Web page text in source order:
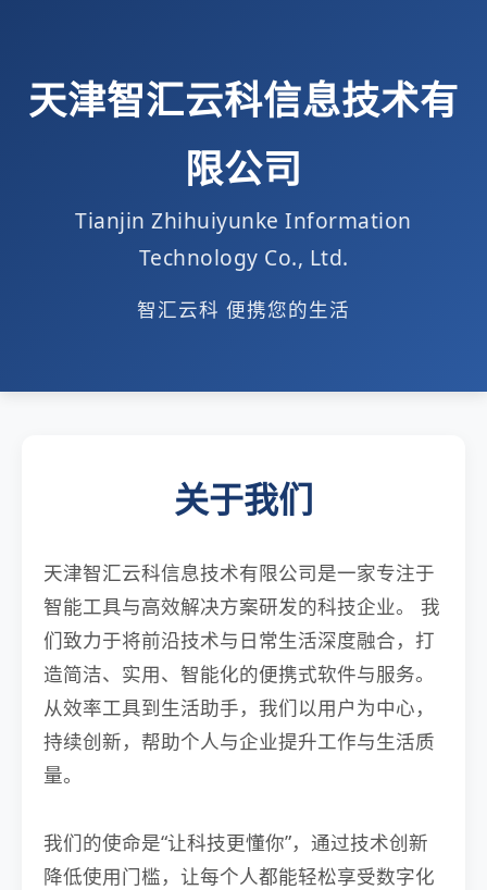
天津智汇云科信息技术有
限公司
Tianjin Zhihuiyunke Information
Technology Co., Ltd.
智汇云科 便携您的生活
关于我们
天津智汇云科信息技术有限公司是一家专注于
智能工具与高效解决方案研发的科技企业。 我
们致力于将前沿技术与日常生活深度融合，打
造简洁、实用、智能化的便携式软件与服务。
从效率工具到生活助手，我们以用户为中心，
持续创新，帮助个人与企业提升工作与生活质
量。
我们的使命是“让科技更懂你”，通过技术创新
降低使用门槛，让每个人都能轻松享受数字化